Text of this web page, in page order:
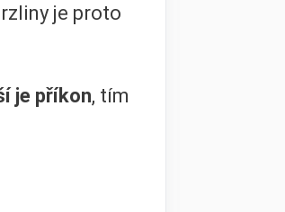
je proto
je příkon, tím